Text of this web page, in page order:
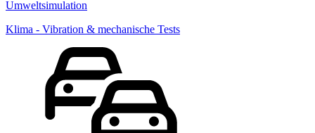
Umweltsimulation
Klima - Vibration & mechanische Tests